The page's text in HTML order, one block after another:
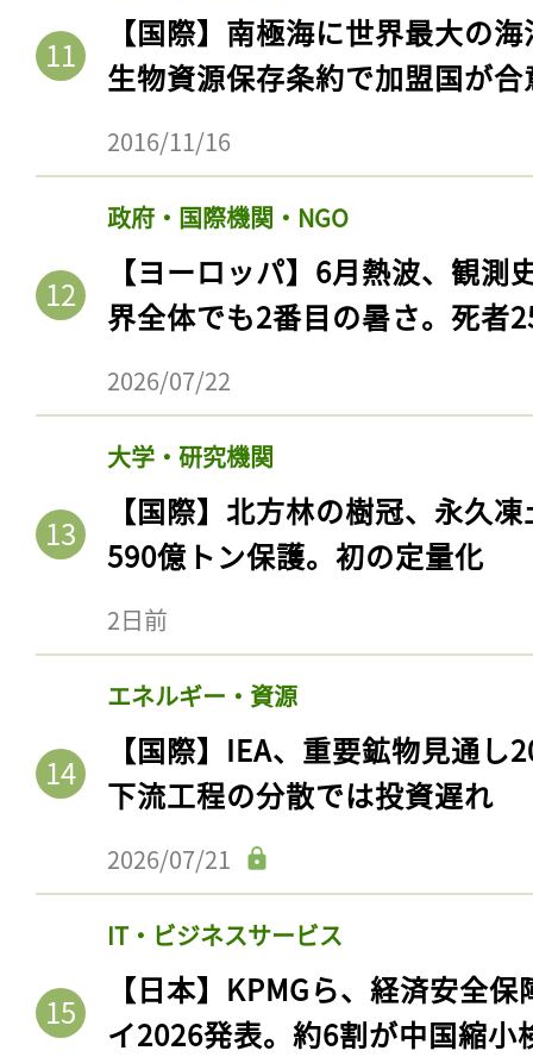
【国際】南極海に世界最大の
生物資源保存条約で加盟国が合
2016/11/16
政府・国際機関・NGO
【ヨーロッパ】6月熱波、観
界全体でも2番目の暑さ。死者
2026/07/22
大学・研究機関
【国際】北方林の樹冠、永久
590億トン保護。初の定量化
2日前
エネルギー・資源
【国際】IEA、重要鉱物見通
下流工程の分散では投資遅れ
2026/07/21
IT・ビジネスサービス
【日本】KPMGら、経済安全
イ2026発表。約6割が中国縮小